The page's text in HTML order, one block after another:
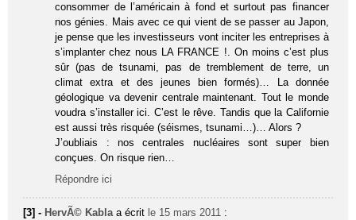
consommer de l’américain à fond et surtout pas financer
nos génies. Mais avec ce qui vient de se passer au Japon,
je pense que les investisseurs vont inciter les entreprises à
s’implanter chez nous LA FRANCE !. On moins c’est plus
sûr (pas de tsunami, pas de tremblement de terre, un
climat extra et des jeunes bien formés)… La donnée
géologique va devenir centrale maintenant. Tout le monde
voudra s’installer ici. C’est le rêve. Tandis que la Californie
est aussi très risquée (séismes, tsunami…)… Alors ?
J’oubliais : nos centrales nucléaires sont super bien
conçues. On risque rien…
Répondre ici
[3] - HervÃ© Kabla a écrit le 15 mars 2011 :